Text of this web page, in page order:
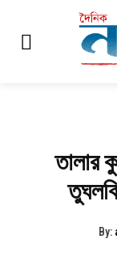
তালার
By: